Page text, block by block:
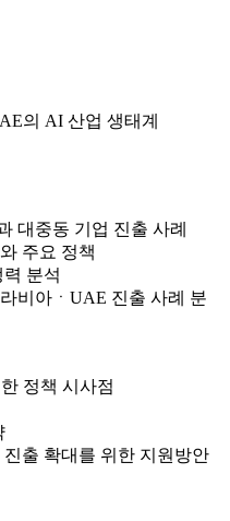
의 AI 산업 생태계
대중동 기업 진출 사례
주요 정책
분석
비아ㆍUAE 진출 사례 분
정책 시사점
출 확대를 위한 지원방안